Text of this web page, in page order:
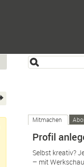
Mitmachen
Profil
Selbst kreativ?
– mit